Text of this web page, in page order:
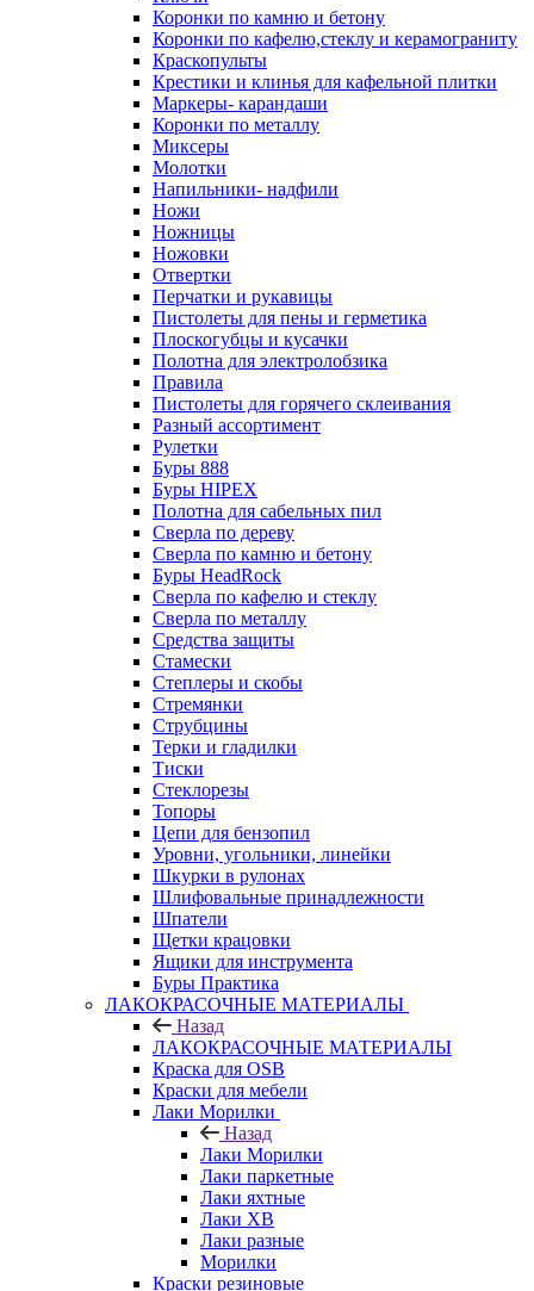
Коронки по камню и бетону
Коронки по кафелю,стеклу и керамограниту
Краскопульты
Крестики и клинья для кафельной плитки
Маркеры- карандаши
Коронки по металлу
Миксеры
Молотки
Напильники- надфили
Ножи
Ножницы
Ножовки
Отвертки
Перчатки и рукавицы
Пистолеты для пены и герметика
Плоскогубцы и кусачки
Полотна для электролобзика
Правила
Пистолеты для горячего склеивания
Разный ассортимент
Рулетки
Буры 888
Буры HIPEX
Полотна для сабельных пил
Сверла по дереву
Сверла по камню и бетону
Буры HeadRock
Сверла по кафелю и стеклу
Сверла по металлу
Средства защиты
Стамески
Степлеры и скобы
Стремянки
Струбцины
Терки и гладилки
Тиски
Стеклорезы
Топоры
Цепи для бензопил
Уровни, угольники, линейки
Шкурки в рулонах
Шлифовальные принадлежности
Шпатели
Щетки крацовки
Ящики для инструмента
Буры Практика
ЛАКОКРАСОЧНЫЕ МАТЕРИАЛЫ
Назад
ЛАКОКРАСОЧНЫЕ МАТЕРИАЛЫ
Краска для OSB
Краски для мебели
Лаки Морилки
Назад
Лаки Морилки
Лаки паркетные
Лаки яхтные
Лаки ХВ
Лаки разные
Морилки
Краски резиновые